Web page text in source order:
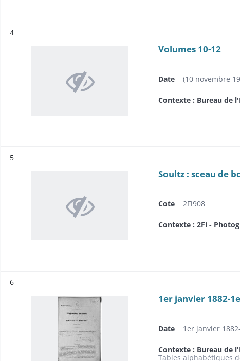
4
Volumes 10-12
Date (10 novembre
Contexte : Bureau de
5
Soultz : sceau de
Cote 2Fi908
Contexte : 2Fi -
6
1er janvier 1882-
Date 1er janvier
Contexte : Bureau de
Tables alphabétiques